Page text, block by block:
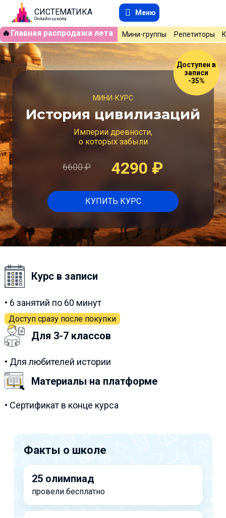
СИСТЕМАТИКА
Онлайн-школа
Меню
🔥 Главная распродажа лета Мини-группы Репетиторы
Доступен в
записи
-35%
МИНИ-КУРС
История цивилизаций
Империи древности,
о которых забыли
6600₽ 4290 ₽
КУПИТЬ КУРС
Курс в записи
• 6 занятий по 60 минут
Доступ сразу после покупки
Для 3-7 классов
• Для любителей истории
Материалы на платформе
• Сертификат в конце курса
Факты о школе
25 олимпиад
провели бесплатно